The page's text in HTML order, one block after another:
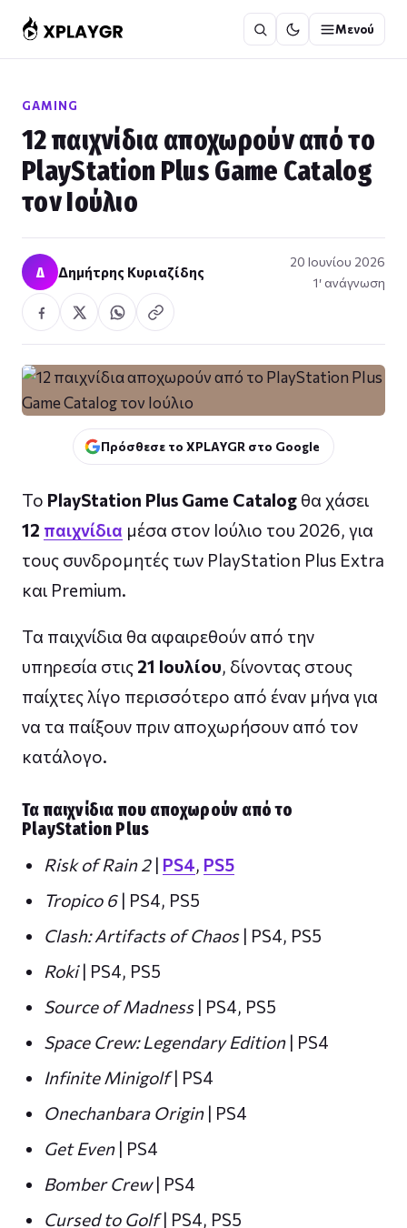
στο
περιεχόμενο
Μενού
GAMING
12 παιχνίδια αποχωρούν από το
PlayStation Plus Game Catalog
τον Ιούλιο
Δ Δημήτρης Κυριαζίδης
20 Ιουνίου 2026
1′ ανάγνωση
Πρόσθεσε το XPLAYGR στο Google
Το PlayStation Plus Game Catalog θα χάσει
12 παιχνίδια μέσα στον Ιούλιο του 2026, για
τους συνδρομητές των PlayStation Plus Extra
και Premium.
Τα παιχνίδια θα αφαιρεθούν από την
υπηρεσία στις 21 Ιουλίου, δίνοντας στους
παίχτες λίγο περισσότερο από έναν μήνα για
να τα παίξουν πριν αποχωρήσουν από τον
κατάλογο.
Τα παιχνίδια που αποχωρούν από το
PlayStation Plus
Risk of Rain 2| PS4, PS5
Tropico 6| PS4, PS5
Clash: Artifacts of Chaos| PS4, PS5
Roki| PS4, PS5
Source of Madness| PS4, PS5
Space Crew: Legendary Edition| PS4
Infinite Minigolf| PS4
Onechanbara Origin| PS4
Get Even| PS4
Bomber Crew| PS4
Cursed to Golf| PS4, PS5